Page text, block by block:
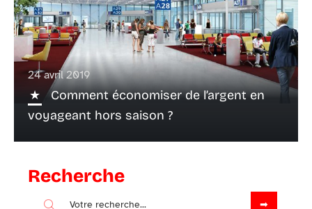
24 avril 2019
Comment économiser de l’argent en
voyageant hors saison ?
Recherche